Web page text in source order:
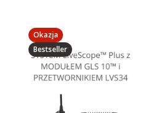
Okazja
Bestseller